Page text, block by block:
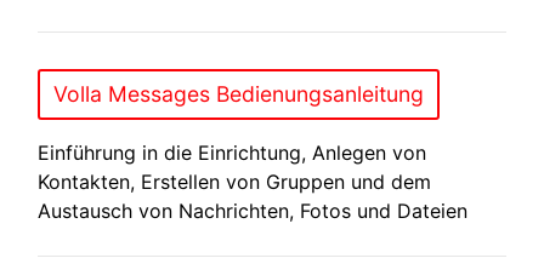
Volla Messages Bedienungsanleitung
Einführung in die Einrichtung, Anlegen von
Kontakten, Erstellen von Gruppen und dem
Austausch von Nachrichten, Fotos und Dateien